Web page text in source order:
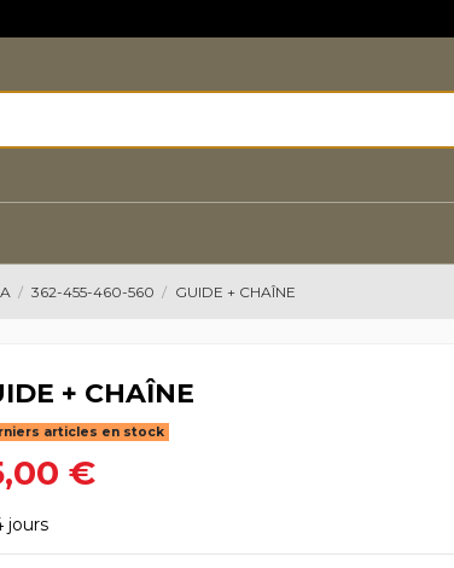
362-455-460-560 GUIDE + CHAÎNE
+ CHAÎNE
articles en stock
€
jours